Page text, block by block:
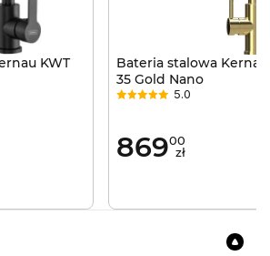
KWT
Bateria stalowa Kernau
35 Gold Nano
5.0
86900
zł